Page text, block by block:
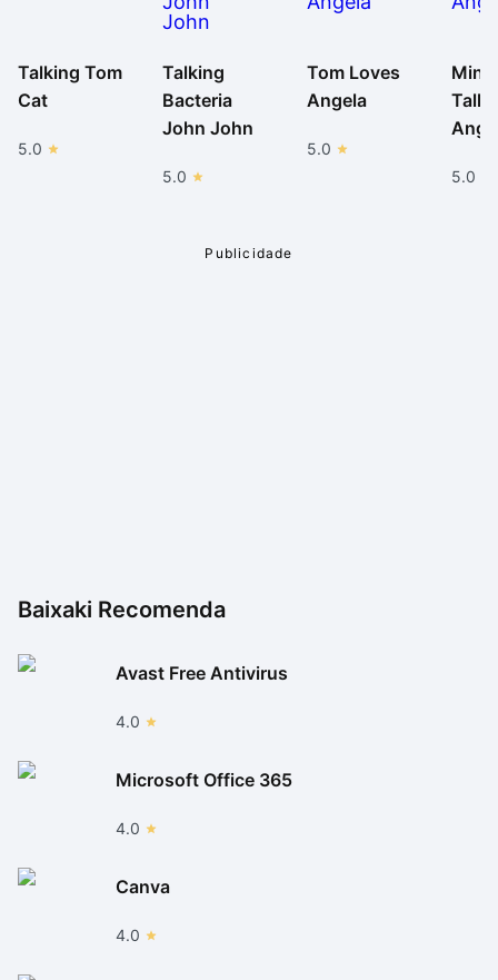
Talking Tom
Cat
5.0
Talking
Bacteria
John John
5.0
Tom Loves
Angela
5.0
5.0
Baixaki Recomenda
Avast Free Antivirus
4.0
Microsoft Office 365
4.0
Canva
4.0